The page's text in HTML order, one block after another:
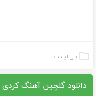
پلی لیست
دانلود گلچین آهنگ